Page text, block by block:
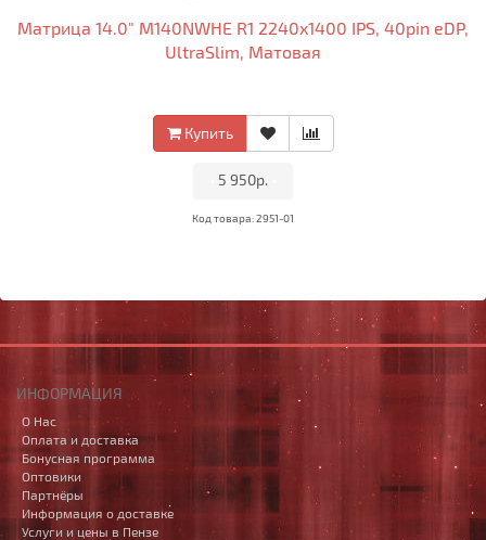
Матрица 14.0" M140NWHE R1 2240x1400 IPS, 40pin eDP,
UltraSlim, Матовая
Купить
5 950р.
Код товара: 2951-01
ИНФОРМАЦИЯ
О Нас
Оплата и доставка
Бонусная программа
Оптовики
Партнёры
Информация о доставке
Услуги и цены в Пензе